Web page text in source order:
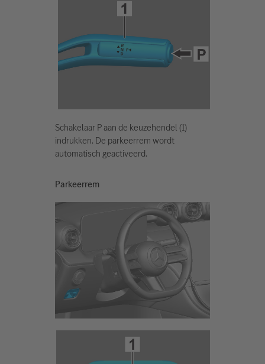
Schakelaar P aan de keuzehendel (1)
indrukken. De parkeerrem wordt
automatisch geactiveerd.
Parkeerrem